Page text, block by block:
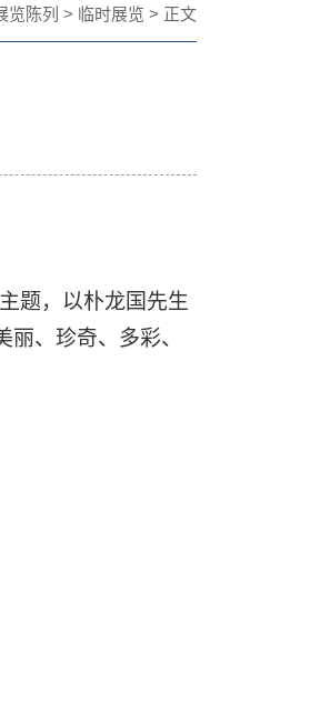
览陈列 > 临时展览 > 正文
题，以朴龙国先生
、珍奇、多彩、